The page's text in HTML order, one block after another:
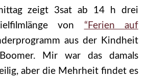
zeigt 3sat ab 14 h drei
von “Ferien auf
aus der Kindheit
Mir war das damals
aber die Mehrheit findet es